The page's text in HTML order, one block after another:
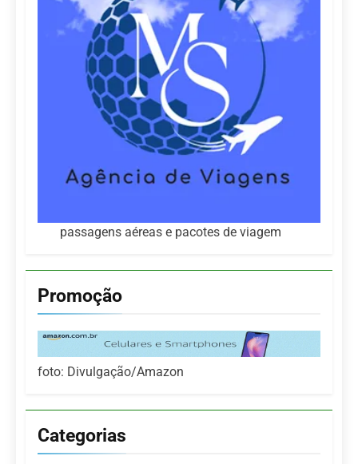
passagens aéreas e pacotes de viagem
Promoção
foto: Divulgação/Amazon
Categorias